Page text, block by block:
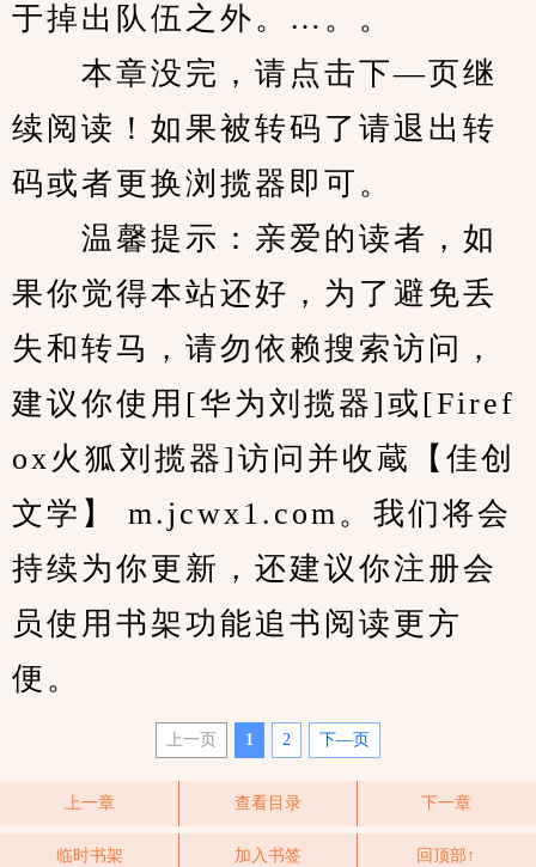
于掉出队伍之外。…。。
本章没完，请点击下—页继
续阅读！如果被转码了请退出转
码或者更换浏揽器即可。
温馨提示：亲爱的读者，如
果你觉得本站还好，为了避免丢
失和转马，请勿依赖搜索访问，
建议你使用[华为刘揽器]或[Firef
ox火狐刘揽器]访问并收蔵【佳创
文学】 m.jcwx1.com。我们将会
持续为你更新，还建议你注册会
员使用书架功能追书阅读更方
便。
上一页 1 2 下—页
上一章 查看目录 下一章
临时书架 加入书签 回顶部↑